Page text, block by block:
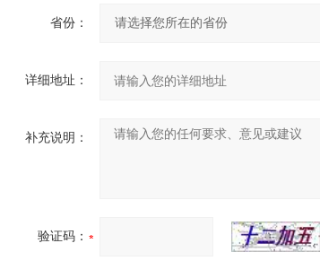
省份：
详细地址：
补充说明：
验证码：